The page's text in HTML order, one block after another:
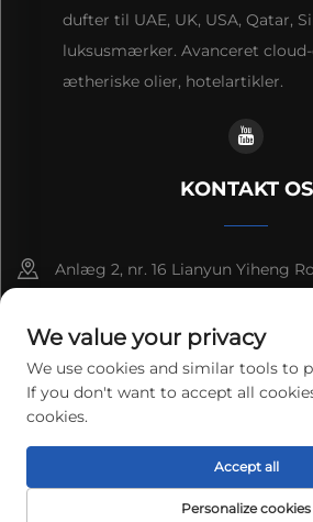
dufter til UAE, UK, USA, Qatar,
luksusmærker. Avanceret
ætheriske olier, hotelartikler.
KONTAKT OS
Anlæg 2, nr. 16 Lianyun Yiheng
+86-
[email
Copyright © 2025 cnus tech
rettigheder forbeholdes.
We value your privacy
We use cookies and similar tools to
If you don't want to accept all
cookies.
Personalize cookies
Accept all